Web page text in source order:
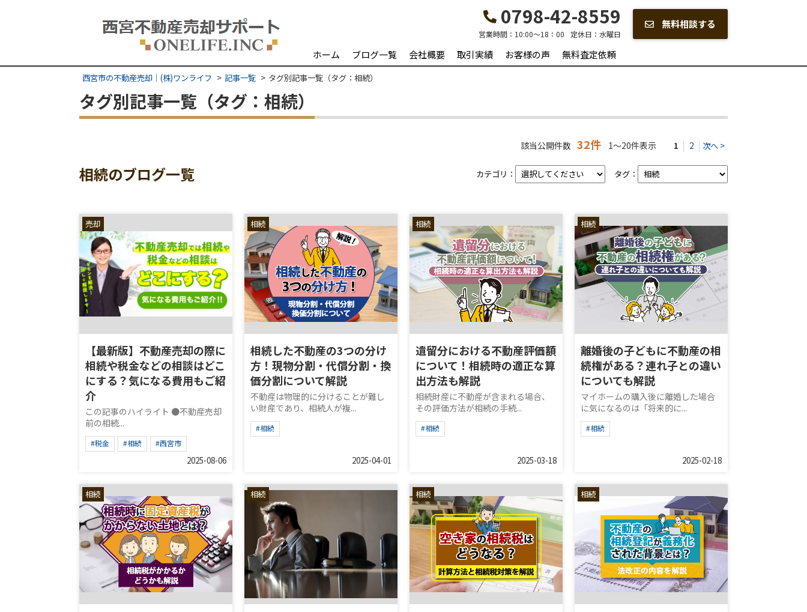
0798-42-8559
営業時間： 10:00～18：00 定休日： 水曜日
無料相談する
ホーム ブログ一覧 会社概要 取引実績 お客様の声 無料査定依頼
西宮市の不動産売却｜(株)ワンライフ 記事一覧 タグ別記事一覧（タグ：相続）
タグ別記事一覧（タグ：相続）
該当公開件数 32件 1～20件表示 1 2 次へ >
相続のブログ一覧 カテゴリ： タグ：
売却
【最新版】不動産売却の際に
相続や税金などの相談はどこ
にする？気になる費用もご紹
介
この記事のハイライト ●不動産売却
前の相続...
#税金 #相続 #西宮市
2025-08-06
相続
相続した不動産の3つの分け
方！現物分割・代償分割・換
価分割について解説
不動産は物理的に分けることが難し
い財産であり、相続人が複...
#相続
2025-04-01
相続
遺留分における不動産評価額
について！相続時の適正な算
出方法も解説
相続財産に不動産が含まれる場合、
その評価方法が相続の手続...
#相続
2025-03-18
相続
離婚後の子どもに不動産の相
続権がある？連れ子との違い
についても解説
マイホームの購入後に離婚した場合
に気になるのは「将来的に...
#相続
2025-02-18
相続 相続 相続 相続